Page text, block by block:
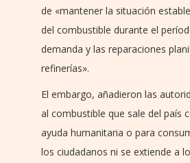
de «mantener la situación
del combustible durante el
demanda y las reparaciones
refinerías».
El embargo, añadieron las
al combustible que sale del país
ayuda humanitaria o para
los ciudadanos ni se extiende a